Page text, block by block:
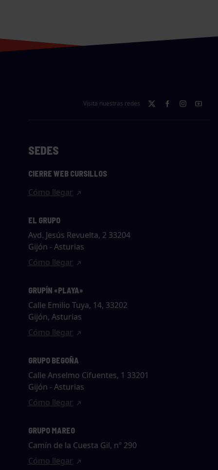
Visita nuestras redes
SEDES
CIERRE WEB CURSILLOS
Cómo llegar
EL GRUPO
Avd. Jesús Revuelta, 2 33204
Gijón - Asturias
Cómo llegar
GRUPÍN «PLAYA»
Calle Emilio Tuya, 14, 33202
Gijón, Asturias
Cómo llegar
GRUPO BEGOÑA
Calle Anselmo Cifuentes, 1 33201
Gijón - Asturias
Cómo llegar
GRUPO MAREO
Camín de la Cuesta Gil, nº 290
Cómo llegar